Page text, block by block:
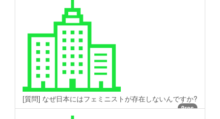
[質問] なぜ日本にはフェミニストが存在しないんですか?
9res